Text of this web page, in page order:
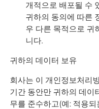
개적으로 배포될 수
귀하의 동의에 따른
우 다른 목적으로 귀
니다.
귀하의 데이터 보유
회사는 이 개인정보처리
기간 동안만 귀하의 데이
무를 준수하고(예: 적용